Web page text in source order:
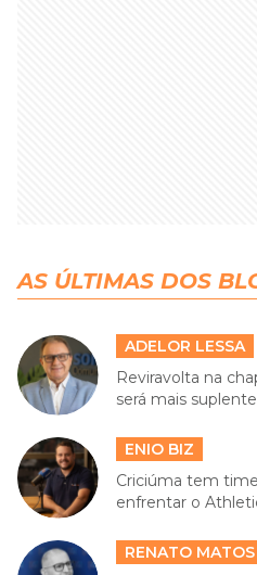
AS ÚLTIMAS DOS
ADELOR LESSA
Reviravolta na
será mais
ENIO BIZ
Criciúma tem
enfrentar o
RENATO MATOS